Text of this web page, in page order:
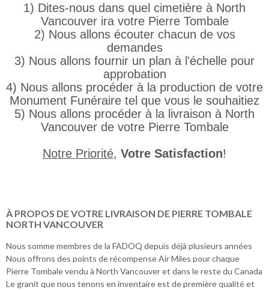
1) Dites-nous dans quel cimetière à North
Vancouver ira votre Pierre Tombale
2) Nous allons écouter chacun de vos
demandes
3) Nous allons fournir un plan à l'échelle pour
approbation
4) Nous allons procéder à la production de votre
Monument Funéraire tel que vous le souhaitiez
5) Nous allons procéder à la livraison à North
Vancouver de votre Pierre Tombale
Notre Priorité, Votre Satisfaction!
À PROPOS DE VOTRE LIVRAISON DE PIERRE TOMBALE
NORTH VANCOUVER
Nous somme membres de la FADOQ depuis déjà plusieurs années
Nous offrons des points de récompense Air Miles pour chaque
Pierre Tombale vendu à North Vancouver et dans le reste du Canada
Le granit que nous tenons en inventaire est de première qualité et